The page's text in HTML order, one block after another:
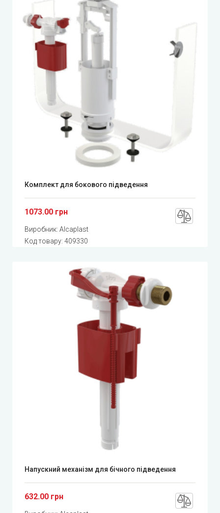
Комплект для бокового підведення
1073.00 грн
Виробник: Alcaplast
Код товару: 409330
Напускний механізм для бічного підведення
632.00 грн